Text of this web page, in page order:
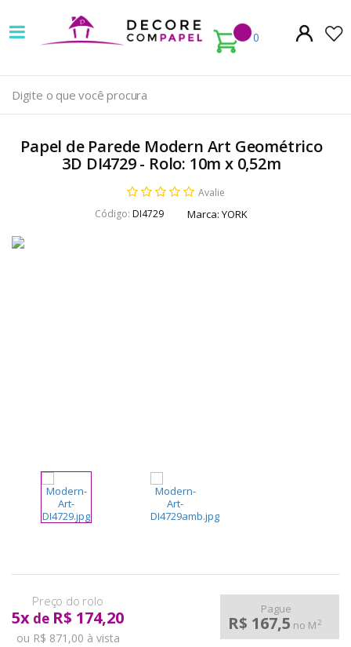
0
Decore
com
papel
é
pioneira
em
venda
Papel de Parede Modern Art Geométrico
3D DI4729 - Rolo: 10m x 0,52m
Avalie
Código: DI4729 Marca: YORK
5x de R$ 174,20
ou R$ 871,00 à vista
Pague
R$ 167,5 no M2